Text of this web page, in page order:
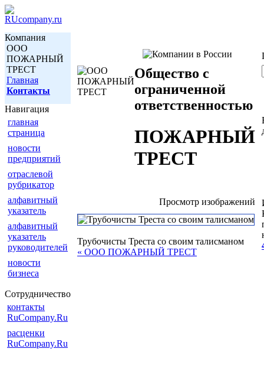
Компания
ООО
ПОЖАРНЫЙ
ТРЕСТ
Главная
Контакты
Навигация
главная
страница
новости
предприятий
отраслевой
рубрикатор
алфавитный
указатель
алфавитный
указатель
руководителей
новости
бизнеса
Сотрудничество
контакты
RuCompany.Ru
расценки
RuCompany.Ru
Общество с
ограниченной
ответственностью
ПОЖАРНЫЙ
ТРЕСТ
Просмотр изображений
Трубочисты Треста со своим талисманом
« ООО ПОЖАРНЫЙ ТРЕСТ